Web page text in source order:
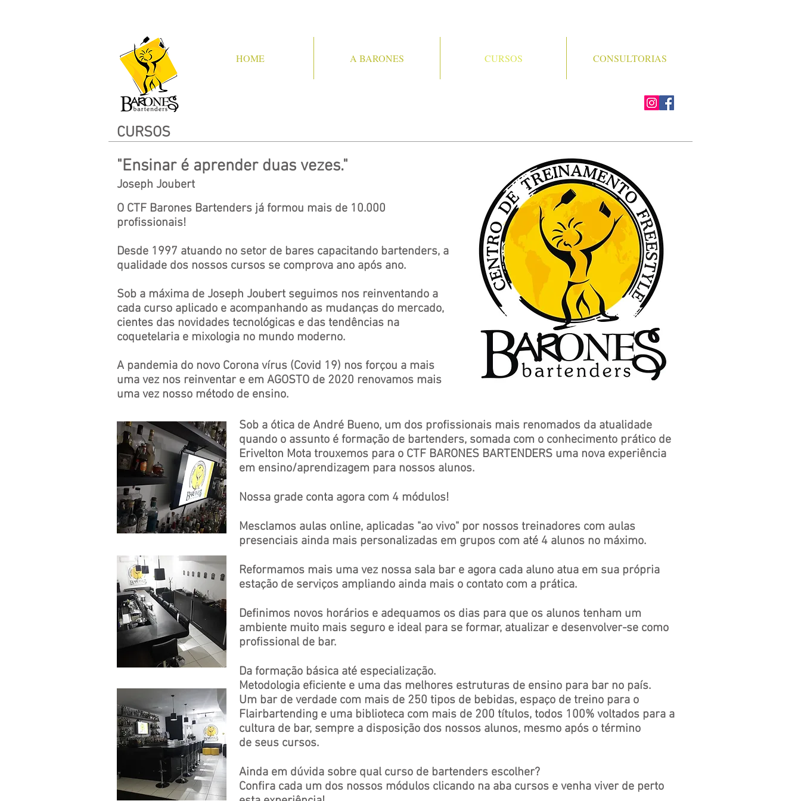
HOME A BARONES CURSOS CONSULTORIAS
CURSOS
"Ensinar é aprender duas vezes."
Joseph Joubert
O CTF Barones Bartenders já formou mais de 10.000
profissionais!
Desde 1997 atuando no setor de bares capacitando bartenders, a
qualidade dos nossos cursos se comprova ano após ano.
Sob a máxima de Joseph Joubert seguimos nos reinventando a
cada curso aplicado e acompanhando as mudanças do mercado,
cientes das novidades tecnológicas e das tendências na
coquetelaria e mixologia no mundo moderno.
A pandemia do novo Corona vírus (Covid 19) nos forçou a mais
uma vez nos reinventar e em AGOSTO de 2020 renovamos mais
uma vez nosso método de ensino.
Sob a ótica de André Bueno, um dos profissionais mais renomados da atualidade
quando o assunto é formação de bartenders, somada com o conhecimento prático de
Erivelton Mota trouxemos para o CTF BARONES BARTENDERS uma nova experiência
em ensino/aprendizagem para nossos alunos.
Nossa grade conta agora com 4 módulos!
Mesclamos aulas online, aplicadas "ao vivo" por nossos treinadores com aulas
presenciais ainda mais personalizadas em grupos com até 4 alunos no máximo.
Reformamos mais uma vez nossa sala bar e agora cada aluno atua em sua própria
estação de serviços ampliando ainda mais o contato com a prática.
Definimos novos horários e adequamos os dias para que os alunos tenham um
ambiente muito mais seguro e ideal para se formar, atualizar e desenvolver-se como
profissional de bar.
Da formação básica até especialização.
Metodologia eficiente e uma das melhores estruturas de ensino para bar no país.
Um bar de verdade com mais de 250 tipos de bebidas, espaço de treino para o
Flairbartending e uma biblioteca com mais de 200 títulos, todos 100% voltados para a
cultura de bar, sempre a disposição dos nossos alunos, mesmo após o término
de seus cursos.
Ainda em dúvida sobre qual curso de bartenders escolher?
Confira cada um dos nossos módulos clicando na aba cursos e venha viver de perto